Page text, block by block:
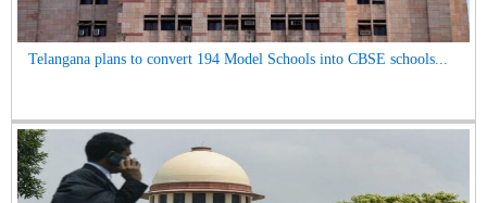
Telangana plans to convert 194 Model Schools into CBSE schools...